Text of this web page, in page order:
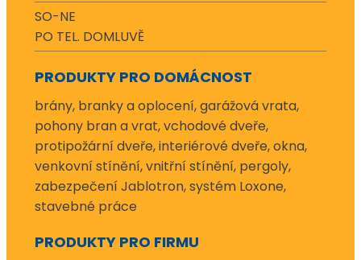
SO-NE
PO TEL. DOMLUVĚ
PRODUKTY PRO DOMÁCNOST
brány, branky a oplocení, garážová vrata,
pohony bran a vrat, vchodové dveře,
protipožární dveře, interiérové dveře, okna,
venkovní stínění, vnitřní stínění, pergoly,
zabezpečení Jablotron, systém Loxone,
stavebné práce
PRODUKTY PRO FIRMU